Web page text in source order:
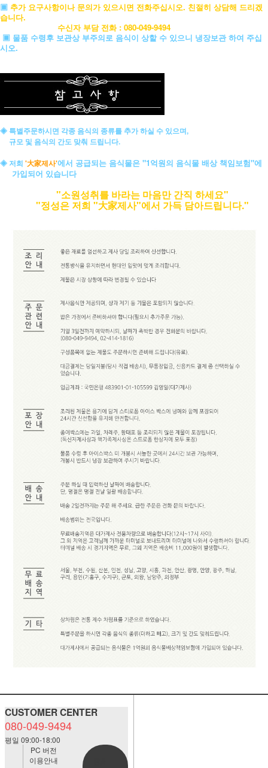
▣ 추가 요구사항이나 문의가 있으시면 전화주십시오. 친절히 상담해 드리겠
습니다.
수신자 부담 전화 : 080-049-9494
▣ 물품 수령후 보관상 부주의로 음식이 상할 수 있으니 냉장보관 하여 주십
시오.
◈ 특별주문하시면 각종 음식의 종류를 추가 하실 수 있으며,
규모 및 음식의 간도 맞춰 드립니다.
◈ 저희 '大家제사'에서 공급되는 음식물은 "1억원의 음식물 배상 책임보험"에
가입되어 있습니다
"소원성취를 바라는 마음만 간직 하세요"
"정성은 저희 "大家제사"에서 가득 담아드립니다."
CUSTOMER CENTER
080-049-9494
평일 09:00-18:00
PC 버전
이용안내